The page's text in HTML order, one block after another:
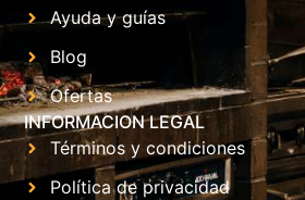
Ayuda y guías
Blog
Ofertas
INFORMACION LEGAL
Términos y condiciones
Política de privacidad